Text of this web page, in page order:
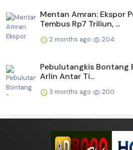
Mentan Amran: Ekspor
Tembus Rp7 Triliun, ...
2 months ago 204
Pebulutangkis Bontang
Arlin Antar Ti...
3 months ago 200